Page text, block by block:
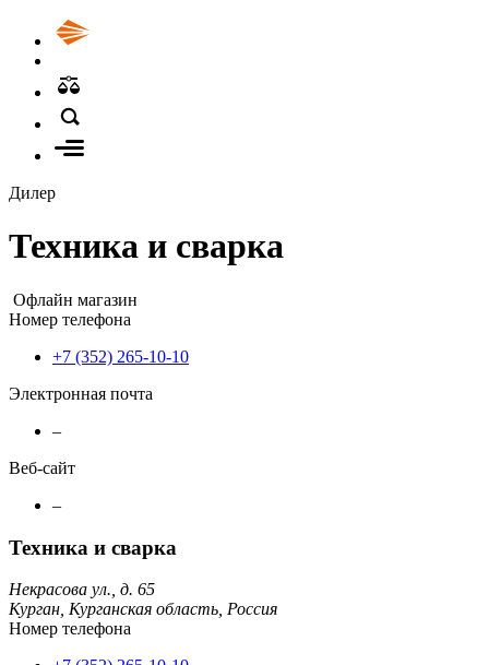
Дилер
Техника и сварка
Офлайн магазин
Номер телефона
+7 (352) 265-10-10
Электронная почта
–
Веб-сайт
–
Техника и сварка
Некрасова ул., д. 65
Курган, Курганская область, Россия
Номер телефона